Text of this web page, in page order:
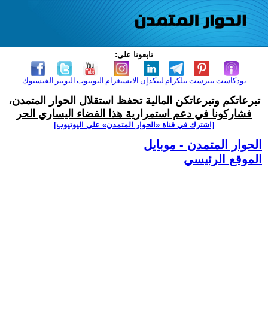
تابعونا على:
الفيسبوك التويتر اليوتيوب الانستغرام لينكدإن تيلكرامبنترست بودكاست
تبرعاتكم وتبرعاتكن المالية تحفظ استقلال الحوار المتمدن،
فشاركونا في دعم استمرارية هذا الفضاء اليساري الحر
[اشترك في قناة ‫«الحوار المتمدن» على اليوتيوب]
الحوار المتمدن - موبايل
الموقع الرئيسي